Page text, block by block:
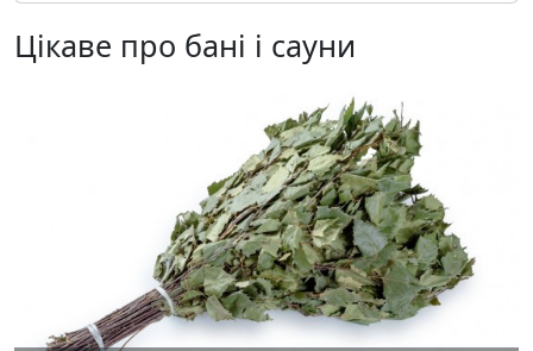
Цікаве про бані і сауни